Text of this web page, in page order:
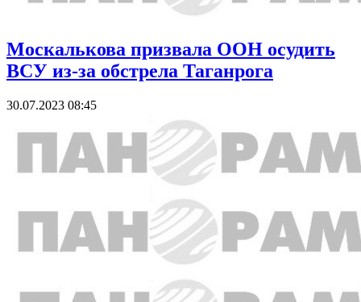
Москалькова призвала ООН осудить
ВСУ из-за обстрела Таганрога
30.07.2023 08:45